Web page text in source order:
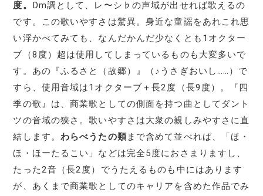
度。 Dm調として、レ〜シ♭の声域が出せれば歌えるの
です。この歌いやすさは驚異。身近な童謡をあれこれ思
い浮かべてみても、なんだかんだ少なくとも1オクター
ブ（8度）超は使用してしまっているものも大変多いで
す。あの『ふるさと（故郷）』（♪うさぎおいし……）で
すら、使用音域は1オクターブ＋長2度（長9度）。『四
季の歌』は、商業歌としての側面を持つ曲としてダント
ツの音域の狭さ。歌いやすさは大衆の親しみやすさに直
結します。わらべうたの類 まで含めて並べれば、「ほ・
ほ・ほーたるこい」などは完全5度におさまりますし、
たった2音（長2度）でうたえるものも中にはあります
が、あくまで商業歌としてのキャリアを含めた作品でみ